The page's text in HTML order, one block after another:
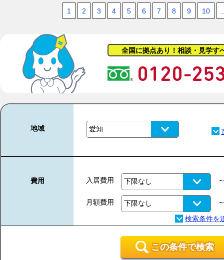
1 2 3 4 5 6 7 8 9 10
全国に拠点あり！相談・見学す
地域
費用 入居費用
月額費用
この条件で検索